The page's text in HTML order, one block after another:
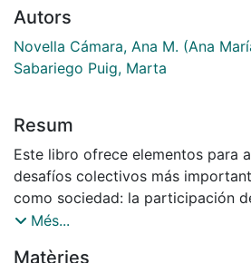
Autors
Novella Cámara, Ana M. (Ana
Sabariego Puig, Marta
Resum
Este libro ofrece elementos para
desafíos colectivos más
como sociedad: la participación
espacios socioeducativos y en la
Més...
Matèries